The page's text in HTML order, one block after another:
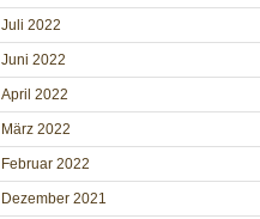
Juli 2022
Juni 2022
April 2022
März 2022
Februar 2022
Dezember 2021